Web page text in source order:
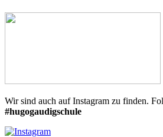
Wir sind auch auf Instagram zu finden.
#hugogaudigschule